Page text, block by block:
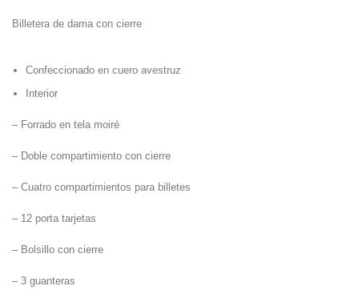
Billetera de dama con cierre
Confeccionado en cuero avestruz
Interior
– Forrado en tela moiré
– Doble compartimiento con cierre
– Cuatro compartimientos para billetes
– 12 porta tarjetas
– Bolsillo con cierre
– 3 guanteras